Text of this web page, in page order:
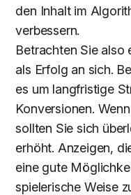
den Inhalt im
verbessern.
Betrachten Sie also
als Erfolg an sich.
es um langfristige
Konversionen.
sollten Sie sich
erhöht. Anzeigen,
eine gute
spielerische Weise